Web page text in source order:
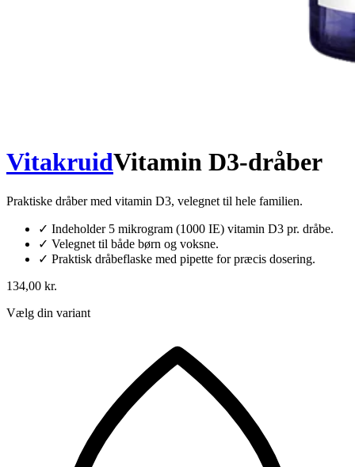
VitakruidVitamin D3-dråber
Praktiske dråber med vitamin D3, velegnet til hele familien.
✓ Indeholder 5 mikrogram (1000 IE) vitamin D3 pr. dråbe.
✓ Velegnet til både børn og voksne.
✓ Praktisk dråbeflaske med pipette for præcis dosering.
134,00 kr.
Vælg din variant